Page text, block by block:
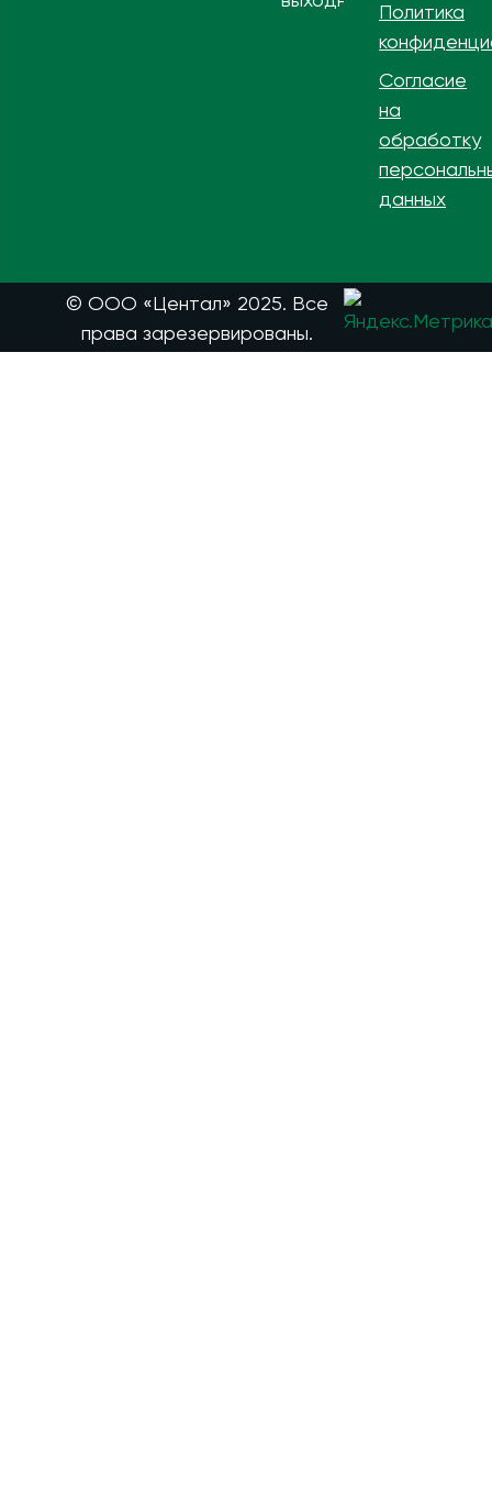
Политика
Согласие
на
обработку
данных
© ООО «Центал» 2025. Все
права зарезервированы.